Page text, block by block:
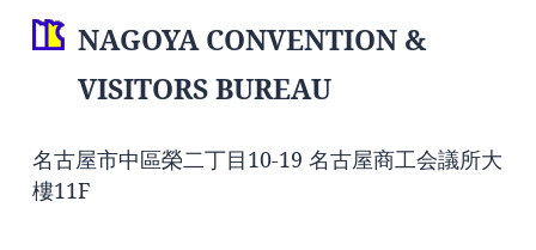
NAGOYA CONVENTION &
VISITORS BUREAU
名古屋市中區榮二丁目10-19 名古屋商工会議所大
樓11F